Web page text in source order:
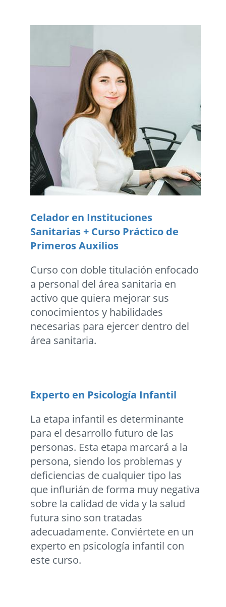
Celador en Instituciones
Sanitarias + Curso Práctico de
Primeros Auxilios
Curso con doble titulación enfocado
a personal del área sanitaria en
activo que quiera mejorar sus
conocimientos y habilidades
necesarias para ejercer dentro del
área sanitaria.
Experto en Psicologí­a Infantil
La etapa infantil es determinante
para el desarrollo futuro de las
personas. Esta etapa marcará a la
persona, siendo los problemas y
deficiencias de cualquier tipo las
que influrián de forma muy negativa
sobre la calidad de vida y la salud
futura sino son tratadas
adecuadamente. Conviértete en un
experto en psicología infantil con
este curso.